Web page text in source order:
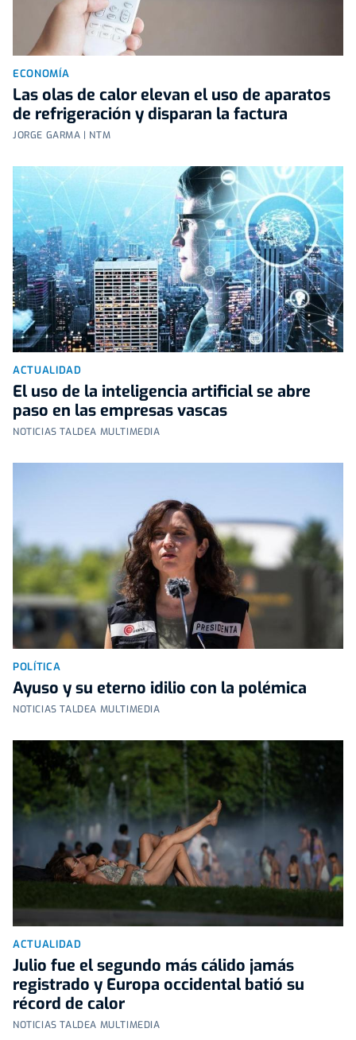
ECONOMÍA
Las olas de calor elevan el uso de aparatos
de refrigeración y disparan la factura
JORGE GARMA | NTM
ACTUALIDAD
El uso de la inteligencia artificial se abre
paso en las empresas vascas
NOTICIAS TALDEA MULTIMEDIA
POLÍTICA
Ayuso y su eterno idilio con la polémica
NOTICIAS TALDEA MULTIMEDIA
ACTUALIDAD
Julio fue el segundo más cálido jamás
registrado y Europa occidental batió su
récord de calor
NOTICIAS TALDEA MULTIMEDIA